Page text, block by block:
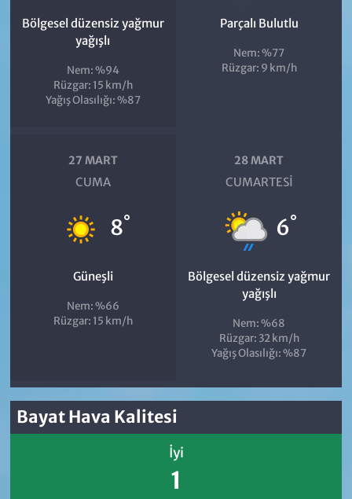
Bölgesel düzensiz yağmur
yağışlı
Nem: %94
Rüzgar: 15 km/h
Yağış Olasılığı: %87
Parçalı Bulutlu
Nem: %77
Rüzgar: 9 km/h
27 MART
CUMA
8°
Güneşli
Nem: %66
Rüzgar: 15 km/h
28 MART
CUMARTESI
6°
Bölgesel düzensiz yağmur
yağışlı
Nem: %68
Rüzgar: 32 km/h
Yağış Olasılığı: %87
Bayat Hava Kalitesi
İyi
1